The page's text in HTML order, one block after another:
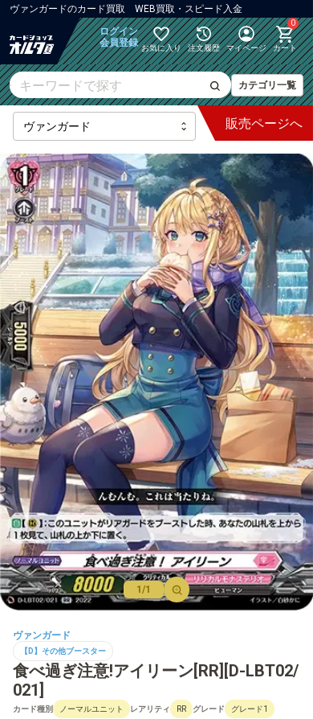
ヴァンガードのカード買取 WEB買取・スピード入金
ログイン
会員登録 お気に入り 注文履歴 マイページ
0
カート
カテゴリ一覧
最新弾
【DZ】ブースター
【DZ】その他ブースター
【DZ】デッキなど
【D】ブースター
【D】その他ブースター
【D】デッキなど
【DPR】PRカード
販売ページへ
1/1
ヴァンガード
【D】その他ブースター
食べ過ぎ注意!アイリーン[RR][D-LBT02/
021]
カード種別 ノーマルユニット レアリティ RR グレード グレード1